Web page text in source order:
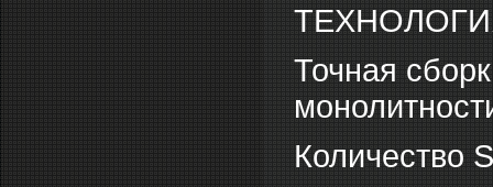
Точная
Количество